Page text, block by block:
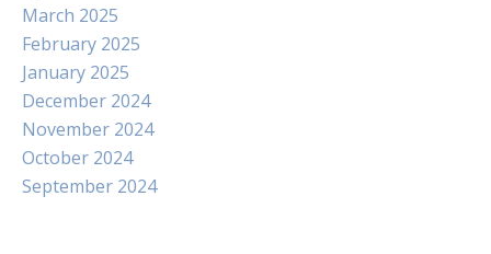
March 2025
February 2025
January 2025
December 2024
November 2024
October 2024
September 2024